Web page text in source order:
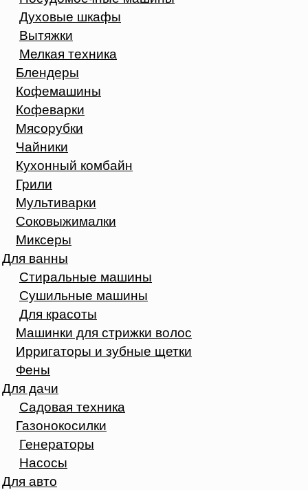
Духовые шкафы
Вытяжки
Мелкая техника
Блендеры
Кофемашины
Кофеварки
Мясорубки
Чайники
Кухонный комбайн
Грили
Мультиварки
Соковыжималки
Миксеры
Для ванны
Стиральные машины
Сушильные машины
Для красоты
Машинки для стрижки волос
Ирригаторы и зубные щетки
Фены
Для дачи
Садовая техника
Газонокосилки
Генераторы
Насосы
Для авто